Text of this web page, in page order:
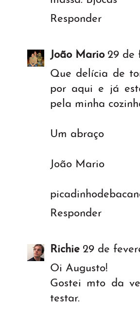
Responder
João Mario 29 de
Que delícia de
por aqui e já
pela minha
Um abraço
João Mario
Responder
Richie 29 de
Oi Augusto!
Gostei mto da
testar.